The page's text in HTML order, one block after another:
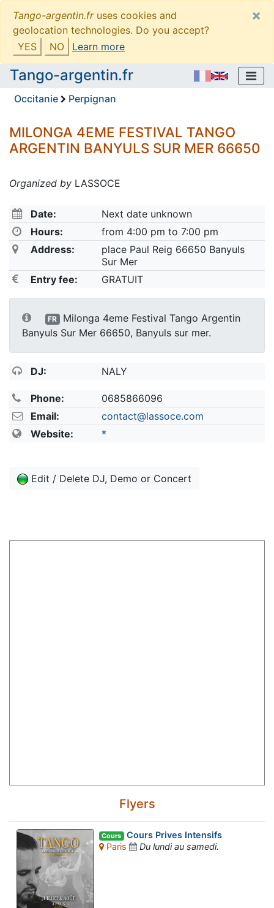
Tango-argentin.fruses cookies and
geolocation technologies. Do you accept?
YES
NO Learn more
×
Tango-argentin.fr
Occitanie Perpignan
MILONGA 4EME FESTIVAL TANGO
ARGENTIN BANYULS SUR MER 66650
Organized by LASSOCE
Date:
Next date unknown
Hours:
from 4:00 pm to 7:00 pm
Address:
place Paul Reig 66650 Banyuls
Sur Mer
Entry fee:
GRATUIT
FR
Milonga 4eme Festival Tango Argentin
Banyuls Sur Mer 66650, Banyuls sur mer.
DJ: NALY
Phone:
0685866096
Email:
contact@lassoce.com
Website:
*
Edit / Delete DJ, Demo or Concert
Flyers
Cours Cours Prives Intensifs
Paris
Du lundi au samedi.